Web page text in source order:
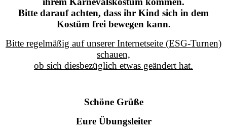
Bitte darauf achten, dass ihr Kind sich in dem
Kostüm frei bewegen kann.
Bitte regelmäßig auf unserer Internetseite (ESG-Turnen)
schauen,
ob sich diesbezüglich etwas geändert hat.
Schöne Grüße
Eure Übungsleiter